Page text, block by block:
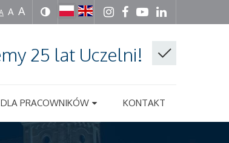
A A
25 lat Uczelni!
DLA PRACOWNIKÓW KONTAKT